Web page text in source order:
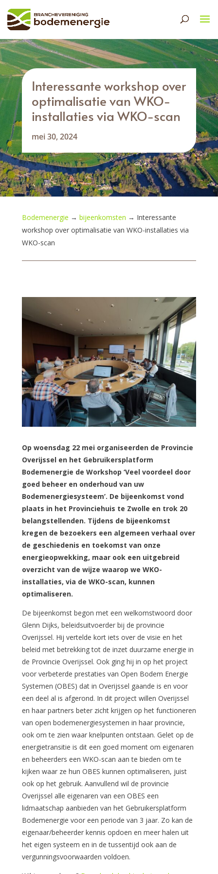
Interessante workshop over
optimalisatie van WKO-
installaties via WKO-scan
mei 30, 2024
Bodemenergie → bijeenkomsten → Interessante
workshop over optimalisatie van WKO-installaties via
WKO-scan
Op woensdag 22 mei organiseerden de Provincie
Overijssel en het Gebruikersplatform
Bodemenergie de Workshop ‘Veel voordeel door
goed beheer en onderhoud van uw
Bodemenergiesysteem’. De bijeenkomst vond
plaats in het Provinciehuis te Zwolle en trok 20
belangstellenden. Tijdens de bijeenkomst
kregen de bezoekers een algemeen verhaal over
de geschiedenis en toekomst van onze
energieopwekking, maar ook een uitgebreid
overzicht van de wijze waarop we WKO-
installaties, via de WKO-scan, kunnen
optimaliseren.
De bijeenkomst begon met een welkomstwoord door
Glenn Dijks, beleidsuitvoerder bij de provincie
Overijssel. Hij vertelde kort iets over de visie en het
beleid met betrekking tot de inzet duurzame energie in
de Provincie Overijssel. Ook ging hij in op het project
voor verbeterde prestaties van Open Bodem Energie
Systemen (OBES) dat in Overijssel gaande is en voor
een deel al is afgerond. In dit project willen Overijssel
en haar partners beter zicht krijgen op het functioneren
van open bodemenergiesystemen in haar provincie,
ook om te zien waar knelpunten ontstaan. Gelet op de
energietransitie is dit een goed moment om eigenaren
en beheerders een WKO-scan aan te bieden om te
kijken waar ze hun OBES kunnen optimaliseren, juist
ook op het gebruik. Aanvullend wil de provincie
Overijssel alle eigenaren van een OBES een
lidmaatschap aanbieden van het Gebruikersplatform
Bodemenergie voor een periode van 3 jaar. Zo kan de
eigenaar/beheerder kennis opdoen en meer halen uit
het eigen systeem en in de tussentijd ook aan de
vergunningsvoorwaarden voldoen.